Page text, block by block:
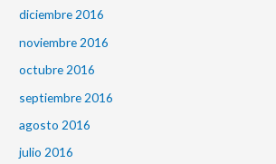
diciembre 2016
noviembre 2016
octubre 2016
septiembre 2016
agosto 2016
julio 2016